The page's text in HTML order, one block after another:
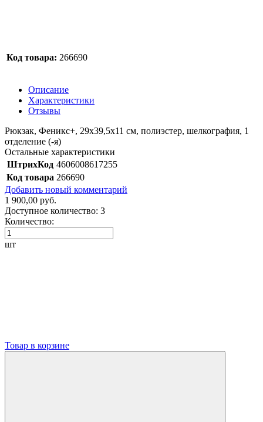
Код товара: 266690
Описание
Характеристики
Отзывы
Рюкзак, Феникс+, 29x39,5x11 см, полиэстер, шелкография, 1
отделение (-я)
Остальные характеристики
ШтрихКод 4606008617255
Код товара 266690
Добавить новый комментарий
1 900,00 руб.
Доступное количество: 3
Количество:
шт
Товар в корзине